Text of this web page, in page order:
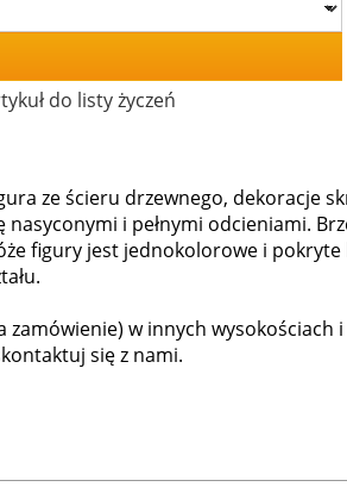
do listy życzeń
ze ścieru drzewnego, dekoracje
i pełnymi odcieniami.
figury jest jednokolorowe i pokryte
w innych wysokościach
się z nami.